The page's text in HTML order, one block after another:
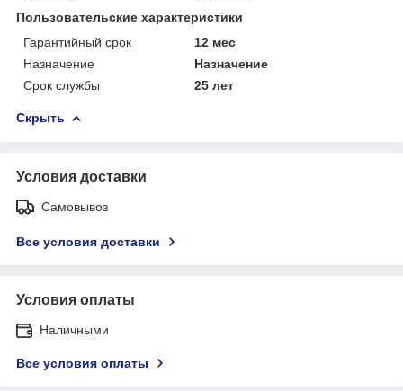
Пользовательские характеристики
Гарантийный срок
12 мес
Назначение
Назначение
Срок службы
25 лет
Скрыть
Условия доставки
Самовывоз
Все условия доставки
Условия оплаты
Наличными
Все условия оплаты